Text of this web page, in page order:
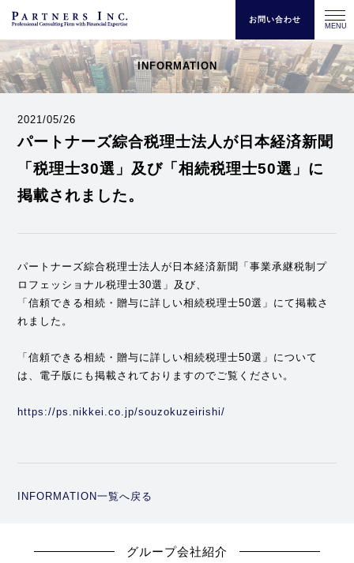
お問い合わせ
INFORMATION
2021/05/26
パートナーズ綜合税理士法人が日本経済新聞
「税理士30選」及び「相続税理士50選」に
掲載されました。
パートナーズ綜合税理士法人が日本経済新聞「事業承継税制プ
ロフェッショナル税理士30選」及び、
「信頼できる相続・贈与に詳しい相続税理士50選」にて掲載さ
れました。
「信頼できる相続・贈与に詳しい相続税理士50選」について
は、電子版にも掲載されておりますのでご覧ください。
https://ps.nikkei.co.jp/souzokuzeirishi/
INFORMATION一覧へ戻る
グループ会社紹介
MENU